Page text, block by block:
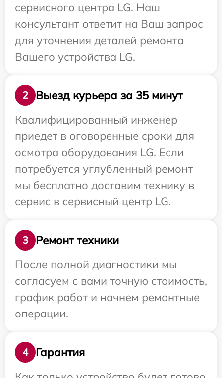
сервисного центра LG. Наш
консультант ответит на Ваш запрос
для уточнения деталей ремонта
Вашего устройства LG.
2
Выезд курьера за 35 минут
Квалифицированный инженер
приедет в оговоренные сроки для
осмотра оборудования LG. Если
потребуется углубленный ремонт
мы бесплатно доставим технику в
сервис в сервисный центр LG.
3
Ремонт техники
После полной диагностики мы
согласуем с вами точную стоимость,
график работ и начнем ремонтные
операции.
4
Гарантия